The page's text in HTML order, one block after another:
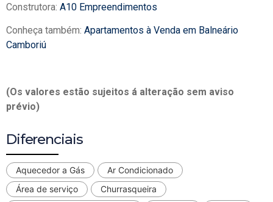
Construtora: A10 Empreendimentos
Conheça também: Apartamentos à Venda em Balneário
Camboriú
(Os valores estão sujeitos á alteração sem aviso
prévio)
Diferenciais
Aquecedor a Gás
Ar Condicionado
Área de serviço
Churrasqueira